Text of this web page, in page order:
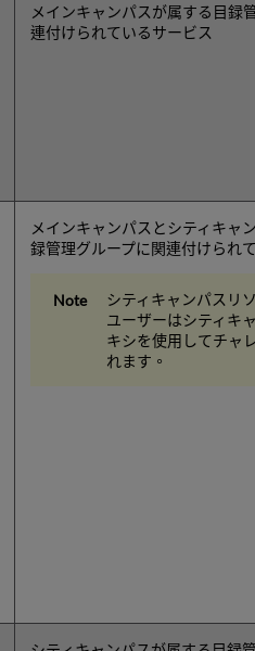
メインキャンパスが属する目録
連付けられているサービス
メインキャンパスとシティキャ
録管理グループに関連付けられ
シティキャンパスリ
ユーザーはシティキ
キシを使用してチャ
れます。